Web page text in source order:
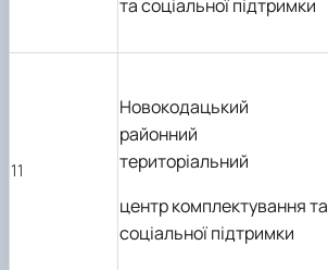
та соціальної підтримки
11
Новокодацький
районний
територіальний
центр комплектування та
соціальної підтримки